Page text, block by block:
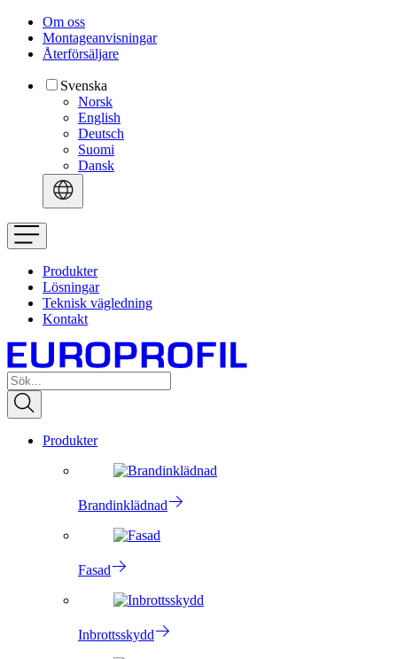
Om oss
Montageanvisningar
Återförsäljare
Svenska
Norsk
English
Deutsch
Suomi
Dansk
Produkter
Lösningar
Teknisk vägledning
Kontakt
Produkter
Brandinklädnad
Fasad
Inbrottsskydd